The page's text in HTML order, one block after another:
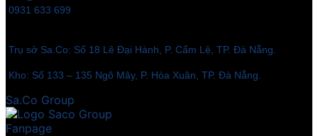
0931 633 699
Trụ sở Sa.Co: Số 18 Lê Đại Hành, P. Cẩm Lệ, TP. Đà Nẵng.
Kho: Số 133 – 135 Ngô Mây, P. Hòa Xuân, TP. Đà Nẵng.
Sa.Co Group
Fanpage